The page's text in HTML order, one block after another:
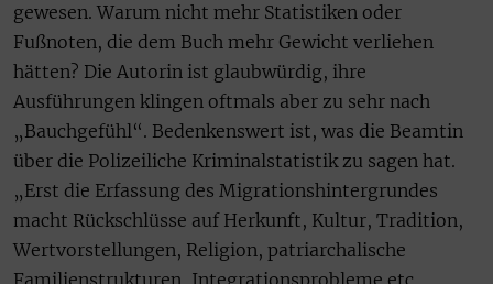
gewesen. Warum nicht mehr Statistiken oder
Fußnoten, die dem Buch mehr Gewicht verliehen
hätten? Die Autorin ist glaubwürdig, ihre
Ausführungen klingen oftmals aber zu sehr nach
„Bauchgefühl“. Bedenkenswert ist, was die Beamtin
über die Polizeiliche Kriminalstatistik zu sagen hat.
„Erst die Erfassung des Migrationshintergrundes
macht Rückschlüsse auf Herkunft, Kultur, Tradition,
Wertvorstellungen, Religion, patriarchalische